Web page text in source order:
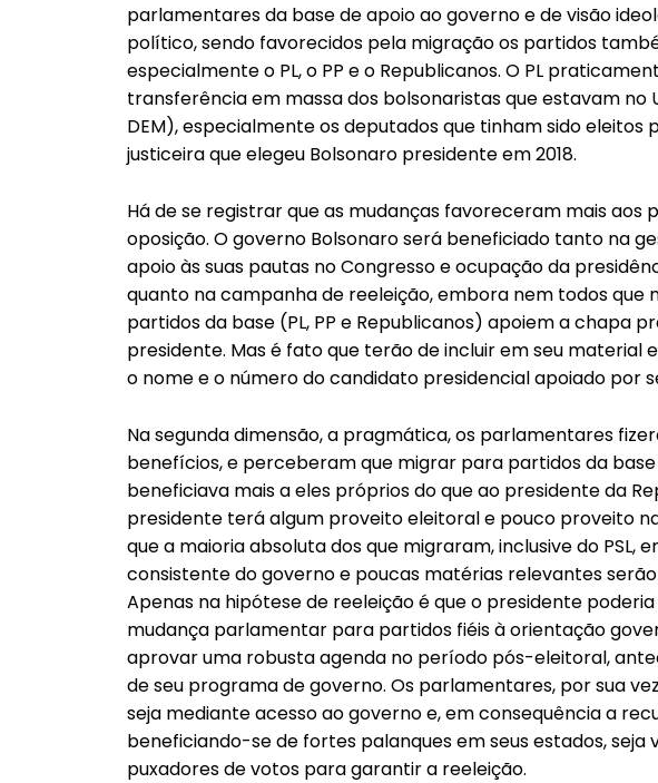
parlamentares da base de apoio ao governo e de visão
político, sendo favorecidos pela migração os partidos
especialmente o PL, o PP e o Republicanos. O PL
transferência em massa dos bolsonaristas que estavam no
DEM), especialmente os deputados que tinham sido eleitos
justiceira que elegeu Bolsonaro presidente em 2018.
Há de se registrar que as mudanças favoreceram mais aos
oposição. O governo Bolsonaro será beneficiado tanto na
apoio às suas pautas no Congresso e ocupação da
quanto na campanha de reeleição, embora nem todos que
partidos da base (PL, PP e Republicanos) apoiem a chapa
presidente. Mas é fato que terão de incluir em seu material
o nome e o número do candidato presidencial apoiado por
Na segunda dimensão, a pragmática, os parlamentares
benefícios, e perceberam que migrar para partidos da
beneficiava mais a eles próprios do que ao presidente da
presidente terá algum proveito eleitoral e pouco proveito
que a maioria absoluta dos que migraram, inclusive do PSL,
consistente do governo e poucas matérias relevantes
Apenas na hipótese de reeleição é que o presidente
mudança parlamentar para partidos fiéis à orientação
aprovar uma robusta agenda no período pós-eleitoral,
de seu programa de governo. Os parlamentares, por sua
seja mediante acesso ao governo e, em consequência a
beneficiando-se de fortes palanques em seus estados, seja
puxadores de votos para garantir a reeleição.